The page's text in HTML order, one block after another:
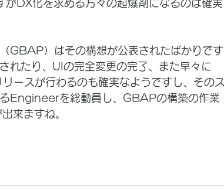
DX化を求める方々の起爆剤になるのは確実
）はその構想が公表されたばかりです
れたり、UIの完全変更の完了、また早々に
スが行わるのも確実なようですし、そのス
Engineerを総動員し、GBAPの構築の作業
来ますね。